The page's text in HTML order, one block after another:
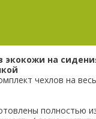
экокожи на
чехлов на
полностью